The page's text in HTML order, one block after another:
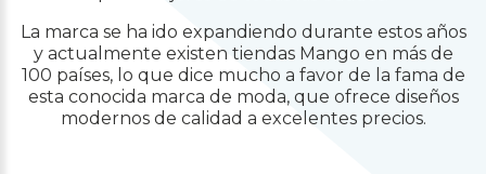
La marca se ha ido expandiendo durante estos años
y actualmente existen tiendas Mango en más de
100 países, lo que dice mucho a favor de la fama de
esta conocida marca de moda, que ofrece diseños
modernos de calidad a excelentes precios.